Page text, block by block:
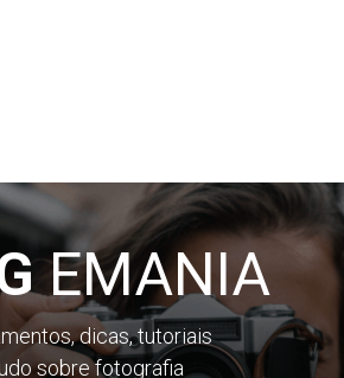
EMANIA
dicas, tutoriais
sobre fotografia